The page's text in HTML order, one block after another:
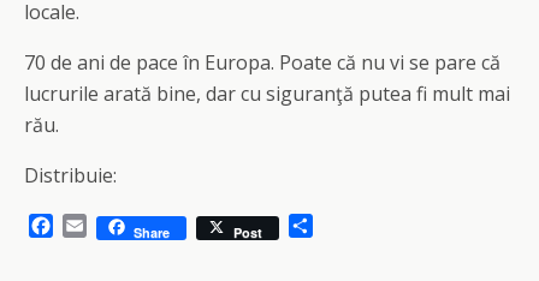
locale.
70 de ani de pace în Europa. Poate că nu vi se pare că
lucrurile arată bine, dar cu siguranţă putea fi mult mai
rău.
Distribuie:
E
Share Post